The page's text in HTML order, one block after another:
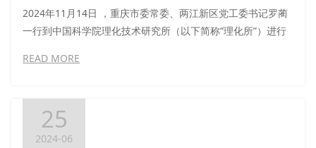
2024年11月14日 ，重庆市委常委、两江新区党工委书记罗蔺
一行到中国科学院理化技术研究所（以下简称“理化所”）进行
中科海锐团队举行座谈会。中科海锐首席科学家张敬杰、董事
营中心及推动下游产业集群在重庆及两江的落地事宜。
READ MORE
25
2024-06